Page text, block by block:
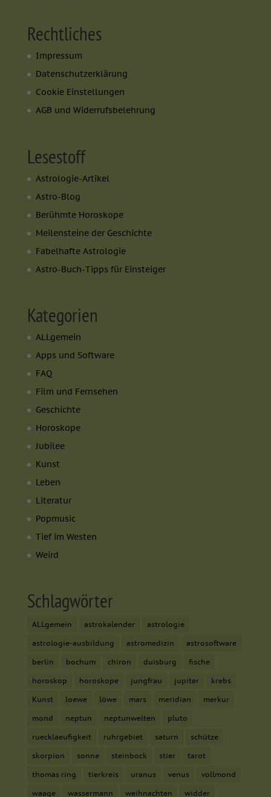
Rechtliches
Impressum
Datenschutzerklärung
Cookie Einstellungen
AGB und Widerrufsbelehrung
Lesestoff
Astrologie-Artikel
Astro-Blog
Berühmte Horoskope
Meilensteine der Geschichte
Fabelhafte Astrologie
Astro-Buch-Tipps für Einsteiger
Kategorien
ALLgemein
Apps und Software
FAQ
Film und Fernsehen
Geschichte
Horoskope
Jubilee
Kunst
Leben
Literatur
Popmusic
Tief im Westen
Weird
Schlagwörter
ALLgemein astrokalender astrologie
astrologie-ausbildung astromedizin astrosoftware
berlin bochum chiron duisburg fische
horoskop horoskope jungfrau jupiter krebs
Kunst loewe löwe mars meridian merkur
mond neptun neptunwelten pluto
ruecklaeufigkeit ruhrgebiet saturn schütze
skorpion sonne steinbock stier tarot
thomas ring tierkreis uranus venus vollmond
waage wassermann weihnachten widder